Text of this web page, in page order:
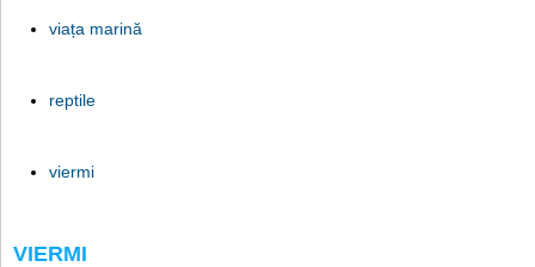
viața marină
reptile
viermi
VIERMI